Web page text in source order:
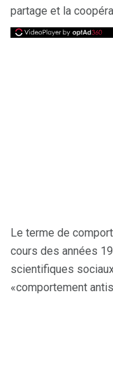
partage et la
Le terme de
cours des années
scientifiques
«comportement